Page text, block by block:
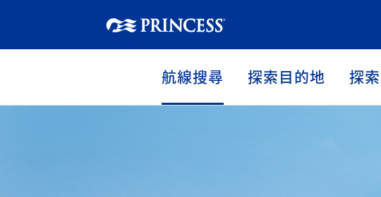
航線搜尋 探索目的地 探